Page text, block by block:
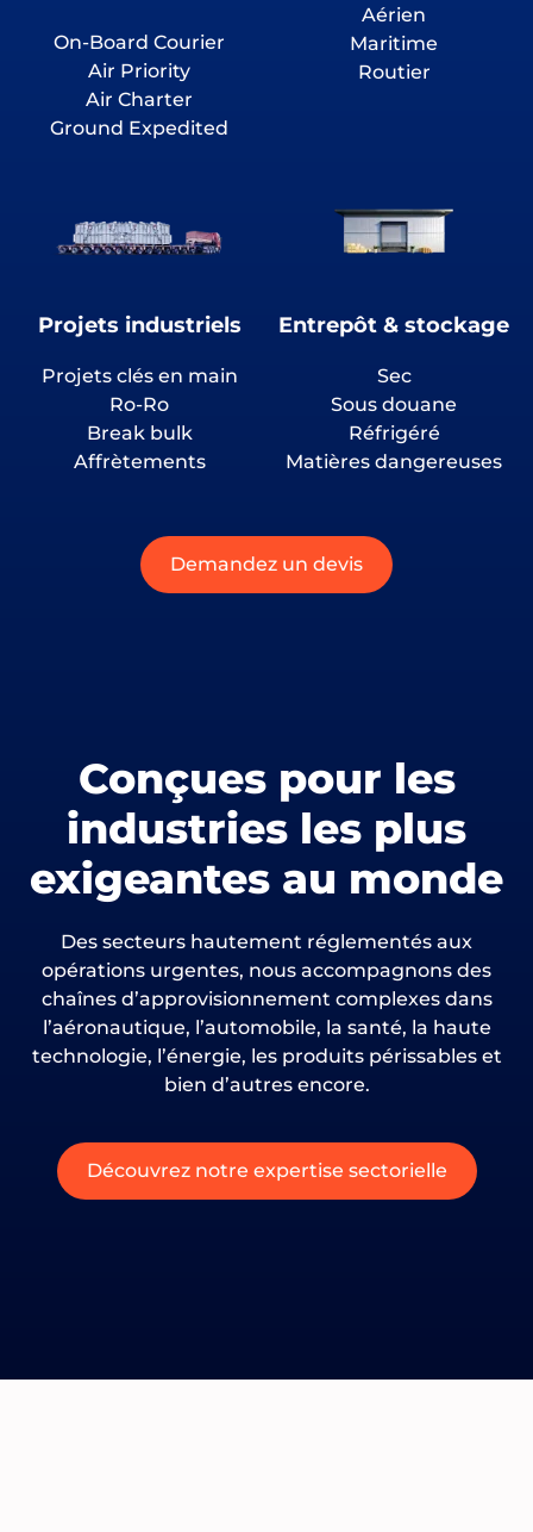
On-Board Courier
Air Priority
Air Charter
Ground Expedited
Aérien
Maritime
Routier
Projets industriels
Projets clés en main
Ro-Ro
Break bulk
Affrètements
Entrepôt & stockage
Sec
Sous douane
Réfrigéré
Matières dangereuses
Demandez un devis
Conçues pour les
industries les plus
exigeantes au monde
Des secteurs hautement réglementés aux
opérations urgentes, nous accompagnons des
chaînes d’approvisionnement complexes dans
l’aéronautique, l’automobile, la santé, la haute
technologie, l’énergie, les produits périssables et
bien d’autres encore.
Découvrez notre expertise sectorielle